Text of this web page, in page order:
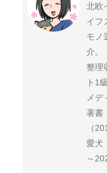
北欧
イフ
モノ
介。
整理
ト1級
メ
著書
（
愛犬
～